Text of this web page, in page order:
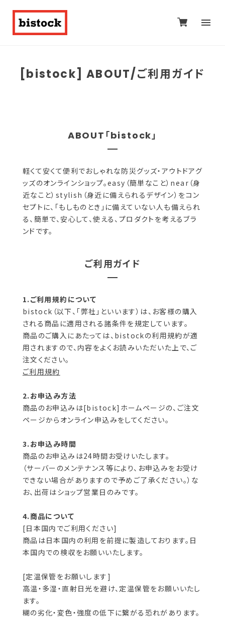
[bistock] ABOUT/ご利用ガイド
ABOUT「bistock」
軽くて安くて便利でおしゃれな防災グッズ・アウトドアグ
ッズのオンラインショップ。easy（簡単なこと）near（身
近なこと）stylish（身近に備えられるデザイン）をコン
セプトに、「もしものとき」に備えていない人も備えられ
る、簡単で、安心して、使える、プロダクトを考えるブラ
ンドです。
ご利用ガイド
1.ご利用規約について
bistock（以下、「弊社」といいます）は、お客様の購入
される商品に適用される諸条件を規定しています。
商品のご購入にあたっては、bistockの利用規約が適
用されますので、内容をよくお読みいただいた上で、ご
ご利用規約
2.お申込み方法
商品のお申込みは[bistock]ホームページの、ご注文
ページからオンライン申込みをしてください。
3.お申込み時間
商品のお申込みは24時間お受けいたします。
（サーバーのメンテナンス等により、お申込みをお受け
できない場合がありますので予めご了承ください。）な
お、出荷はショップ営業日のみです。
4.商品について
[日本国内でご利用ください]
商品は日本国内の利用を前提に製造しております。日
本国内での検収をお願いいたします。
[定温保管をお願いします]
高温・多湿・直射日光を避け、定温保管をお願いいたし
ます。
糊の劣化・変色・強度の低下に繋がる恐れがあります。